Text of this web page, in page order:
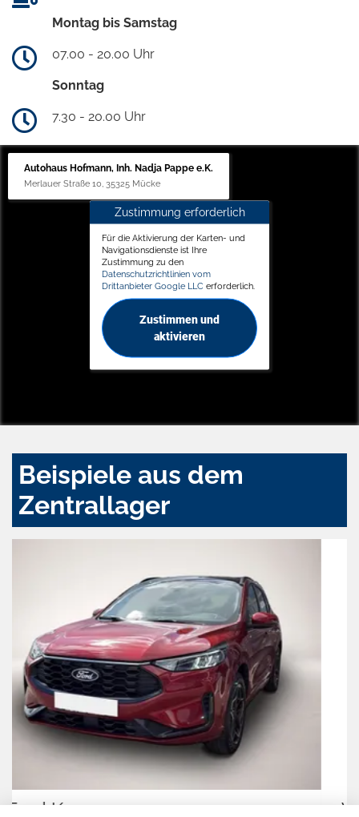
Montag bis Samstag
07.00 - 20.00 Uhr
Sonntag
7.30 - 20.00 Uhr
Autohaus Hofmann, Inh. Nadja Pappe e.K.
Merlauer Straße 10, 35325 Mücke
Zustimmung erforderlich
Für die Aktivierung der Karten- und
Navigationsdienste ist Ihre
Zustimmung zu den
Datenschutzrichtlinien vom
Drittanbieter Google LLC erforderlich.
Zustimmen und
aktivieren
Beispiele aus dem
Zentrallager
Volkswagen Tiguan